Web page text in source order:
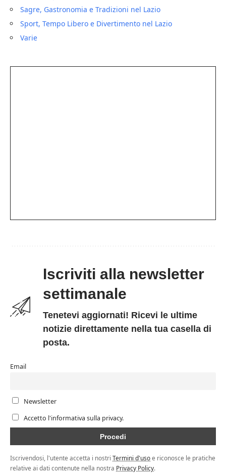
Sagre, Gastronomia e Tradizioni nel Lazio
Sport, Tempo Libero e Divertimento nel Lazio
Varie
Iscriviti alla newsletter
settimanale
Tenetevi aggiornati! Ricevi le ultime
notizie direttamente nella tua casella di
posta.
Email
Newsletter
Accetto l'informativa sulla privacy.
Iscrivendosi, l'utente accetta i nostri Termini d'usoe riconosce le pratiche
relative ai dati contenute nella nostra Privacy Policy.